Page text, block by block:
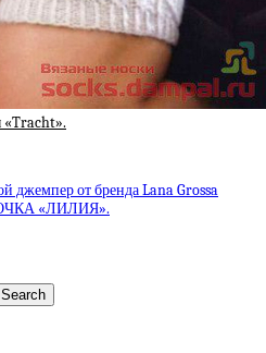
«Tracht».
джемпер от бренда Lana Grossa
«ЛИЛИЯ».